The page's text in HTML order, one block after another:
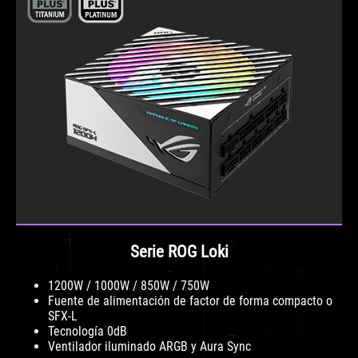
Serie ROG Loki
1200W / 1000W / 850W / 750W
Fuente de alimentación de factor de forma compacto o
SFX-L
Tecnología 0dB
Ventilador iluminado ARGB y Aura Sync